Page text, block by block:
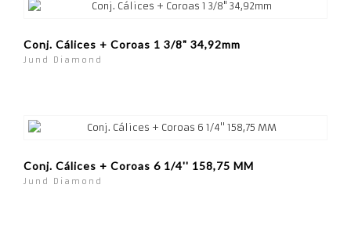
Conj. Cálices + Coroas 1 3/8" 34,92mm
Jund Diamond
Conj. Cálices + Coroas 6 1/4'' 158,75 MM
Jund Diamond